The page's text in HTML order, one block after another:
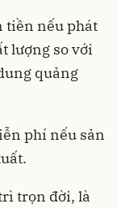
tiền nếu phát
lượng so với
quảng
phí nếu sản
trọn đời, là